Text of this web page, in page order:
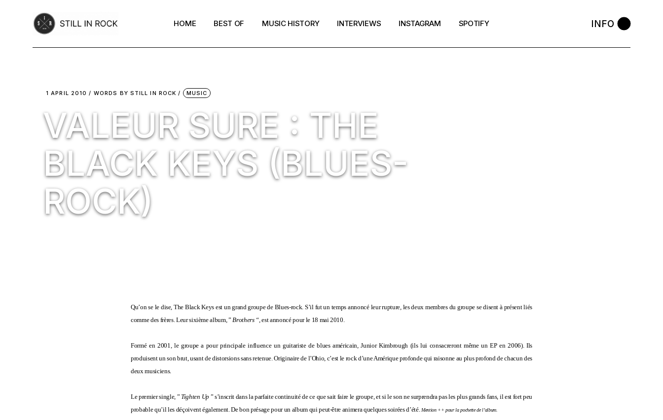
HOME BEST OF MUSIC HISTORY INTERVIEWS INSTAGRAM SPOTIFY INFO
1 APRIL 2010 WORDS BY STILL IN ROCK MUSIC
VALEUR SURE : THE
BLACK KEYS (BLUES-
ROCK)
Qu’on se le dise, The Black Keys est un grand groupe de Blues-rock. S’il fut un temps annoncé leur rupture, les deux membres du groupe se disent à présent liés
comme des frères. Leur sixième album, ”Brothers “, est annoncé pour le 18 mai 2010.
Formé en 2001, le groupe a pour principale influence un guitariste de blues américain, JuniorKimbrough(ils lui consacreront même un EP en 2006). Ils
produisent un son brut, usant de distorsions sans retenue. Originaire de l’Ohio, c’est le rock d’une Amérique profonde qui raisonne au plus profond de chacun des
deux musiciens.
Le premier single, ” Tighten Up ” s’inscrit dans la parfaite continuité de ce que sait faire le groupe, et si le son ne surprendra pas les plus grands fans, il est fort peu
probable qu’il les déçoivent également. De bon présage pour un album qui peut-être animera quelques soirées d’été. Mention ++ pour la pochette de l’album.